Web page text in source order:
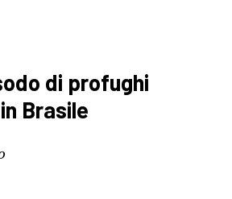
di profughi
Brasile